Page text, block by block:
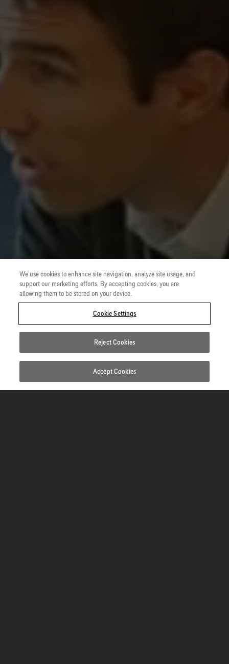
We use cookies to enhance site navigation, analyze site usage, and
support our marketing efforts. By accepting cookies, you are
allowing them to be stored on your device.
Cookie Settings
Reject Cookies
Accept Cookies